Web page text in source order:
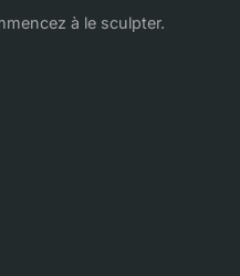
à le sculpter.